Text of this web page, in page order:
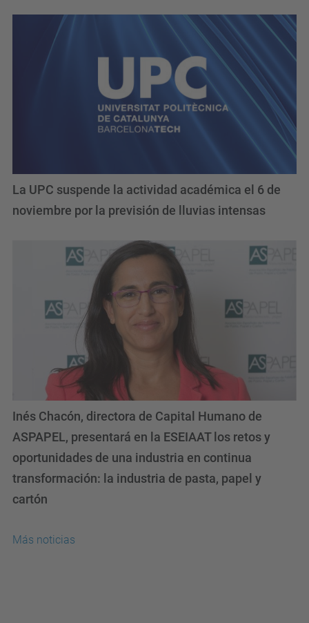
La UPC suspende la actividad académica el 6 de
noviembre por la previsión de lluvias intensas
Inés Chacón, directora de Capital Humano de
ASPAPEL, presentará en la ESEIAAT los retos y
oportunidades de una industria en continua
transformación: la industria de pasta, papel y
cartón
Más noticias